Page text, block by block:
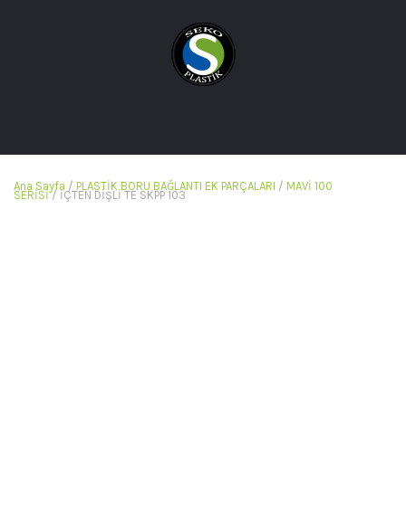
Ana Sayfa / PLASTİK BORU BAĞLANTI EK PARÇALARI / MAVİ 100
SERİSİ/ İÇTEN DİŞLİ TE SKPP 103